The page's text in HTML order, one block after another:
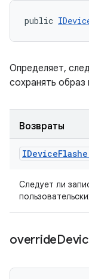
public
Определяет,
сохранять образ
Возвраты
IDevice
Следует ли
override